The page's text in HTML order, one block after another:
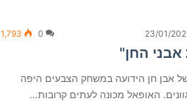
23/01/
0
1,793
החן"
אבן חן הידועה במשחק הצבעים היפה
האופאל מכונה לעתים קרובות…